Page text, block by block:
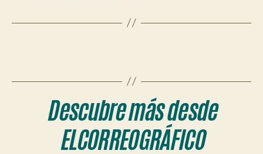
Descubre más desde
ELCORREOGRÁFICO